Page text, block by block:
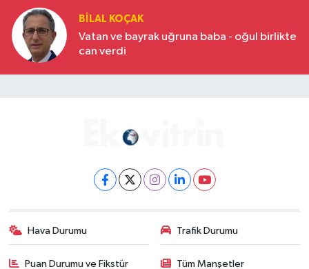
BILAL KOÇAK
Vatan ve bayrak uğruna baba - oğul birlikte
can verdi
Hava Durumu Trafik Durumu
Puan Durumu ve Fikstür Tüm Manşetler